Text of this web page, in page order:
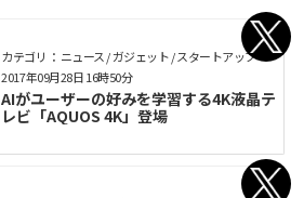
カテゴリ： ニュース / ガジェット / スタートアップ
AIがユーザーの好みを学習する4K液晶テ
レビ「AQUOS 4K」登場
2017年09月28日 16時50分